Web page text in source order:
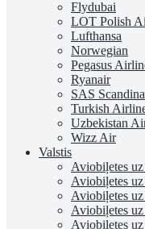
Flydubai
LOT Polish
Lufthansa
Norwegian
Pegasus
Ryanair
SAS
Turkish
Uzbekistan
Wizz Air
Valstis
Aviobiļetes
Aviobiļetes
Aviobiļetes
Aviobiļetes
Aviobiļetes